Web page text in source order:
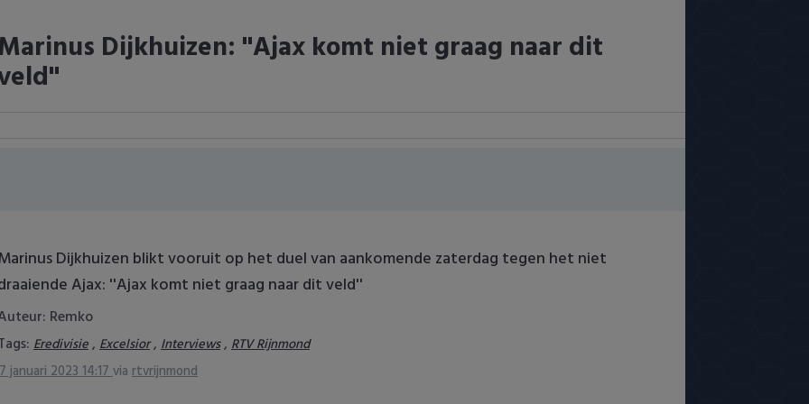
Dijkhuizen: ''Ajax komt niet graag naar dit
Dijkhuizen blikt vooruit op het duel van aankomende zaterdag tegen het niet
Ajax: ''Ajax komt niet graag naar dit veld''
Remko
Eredivisie, Excelsior, Interviews, RTV Rijnmond
januari 2023 14:17via rtvrijnmond